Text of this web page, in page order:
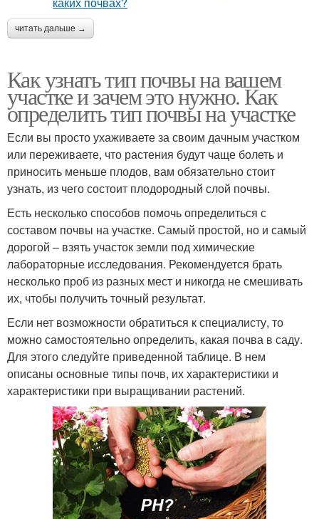
читать дальше →
Как узнать тип почвы на вашем
участке и зачем это нужно. Как
определить тип почвы на участке
Если вы просто ухаживаете за своим дачным участком
или переживаете, что растения будут чаще болеть и
приносить меньше плодов, вам обязательно стоит
узнать, из чего состоит плодородный слой почвы.
Есть несколько способов помочь определиться с
составом почвы на участке. Самый простой, но и самый
дорогой – взять участок земли под химические
лабораторные исследования. Рекомендуется брать
несколько проб из разных мест и никогда не смешивать
их, чтобы получить точный результат.
Если нет возможности обратиться к специалисту, то
можно самостоятельно определить, какая почва в саду.
Для этого следуйте приведенной таблице. В нем
описаны основные типы почв, их характеристики и
характеристики при выращивании растений.